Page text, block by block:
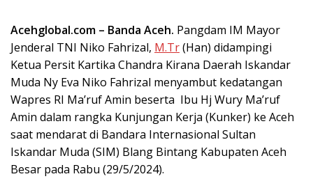
Acehglobal.com – Banda Aceh. Pangdam IM Mayor
Jenderal TNI Niko Fahrizal, M.Tr(Han) didampingi
Ketua Persit Kartika Chandra Kirana Daerah Iskandar
Muda Ny Eva Niko Fahrizal menyambut kedatangan
Wapres RI Ma’ruf Amin beserta Ibu Hj Wury Ma’ruf
Amin dalam rangka Kunjungan Kerja (Kunker) ke Aceh
saat mendarat di Bandara Internasional Sultan
Iskandar Muda (SIM) Blang Bintang Kabupaten Aceh
Besar pada Rabu (29/5/2024).